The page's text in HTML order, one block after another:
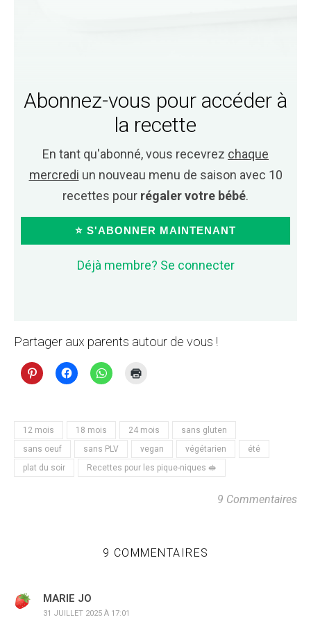
Abonnez-vous pour accéder à
la recette
En tant qu'abonné, vous recevrez chaque
mercredi un nouveau menu de saison avec 10
recettes pour régaler votre bébé.
⭐ S'ABONNER MAINTENANT
Déjà membre? Se connecter
Partager aux parents autour de vous !
12 mois 18 mois 24 mois
sans gluten
sans oeuf
sans PLV vegan végétarien
été
plat du soir
Recettes pour les pique-niques 🥪
9 Commentaires
9 COMMENTAIRES
MARIE JO
31 JUILLET 2025 À 17:01